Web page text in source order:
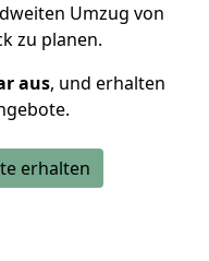
Umzug von
zu planen.
aus, und erhalten
erhalten